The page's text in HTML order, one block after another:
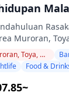
3 tempat
izakaya,
◆Tidak Termasuk ・
transportasi
yang
pribadi
・Jumlah
Muroran,
bar hopping
atau bar
daerah seperti
dan
Muroran, Toya, Noboribetsu
Food &